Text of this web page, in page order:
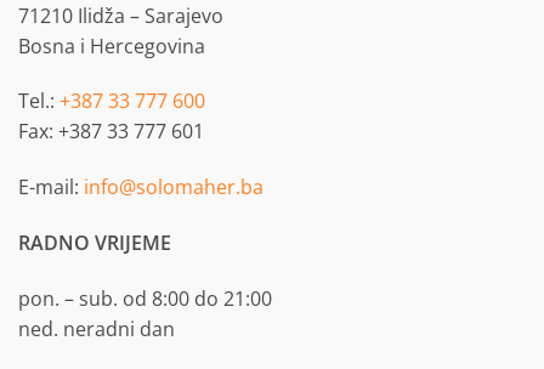
71210 Ilidža – Sarajevo
Bosna i Hercegovina
Tel.: +387 33 777 600
Fax: +387 33 777 601
E-mail: info@solomaher.ba
RADNO VRIJEME
pon. – sub. od 8:00 do 21:00
ned. neradni dan